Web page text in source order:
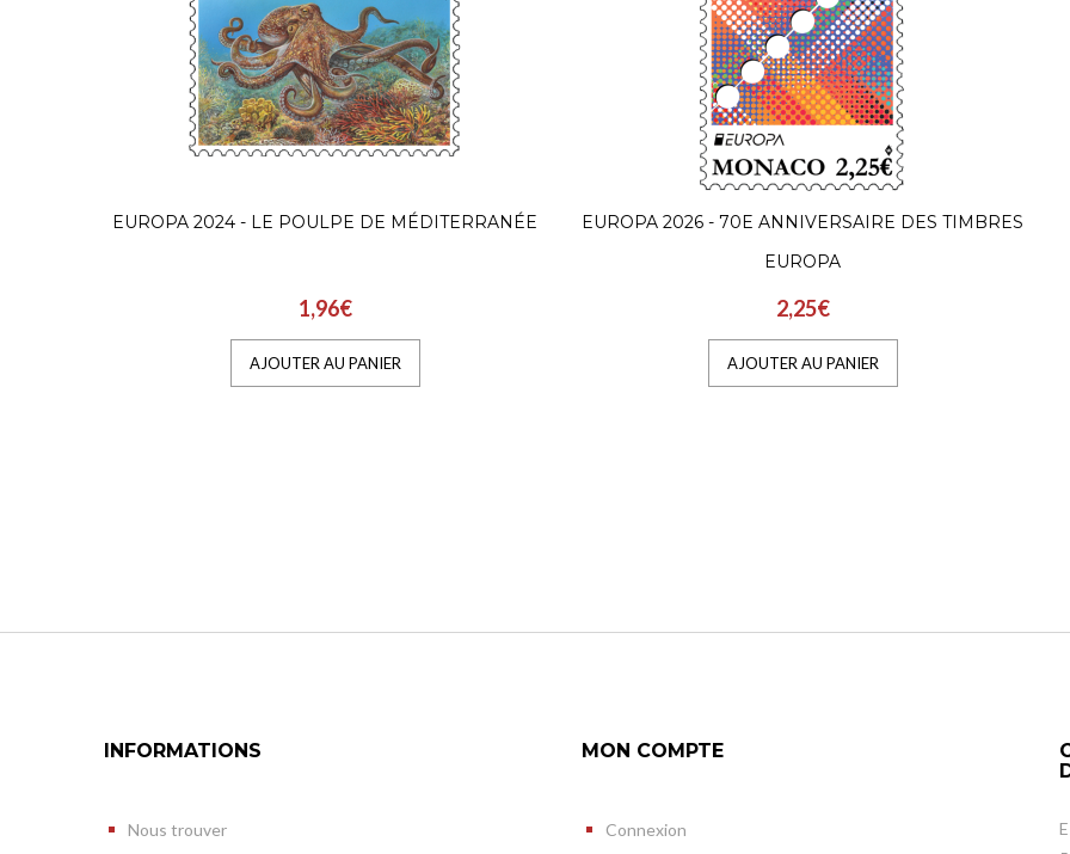
EUROPA 2024 - LE POULPE DE MÉDITERRANÉE
1,96€
AJOUTER AU PANIER
EUROPA 2026 - 70E ANNIVERSAIRE DES TIMBRES
EUROPA
2,25€
AJOUTER AU PANIER
INFORMATIONS
Nous trouver
MON COMPTE
Connexion